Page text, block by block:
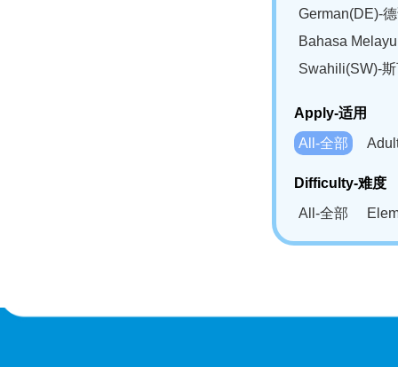
German(DE)-
Bahasa
Swahili(SW)-
Apply-适用
All-全部
Difficulty-难度
All-全部